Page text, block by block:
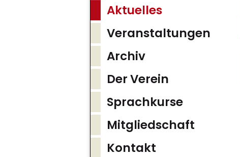
Aktuelles
Veranstaltungen
Archiv
Der Verein
Sprachkurse
Mitgliedschaft
Kontakt